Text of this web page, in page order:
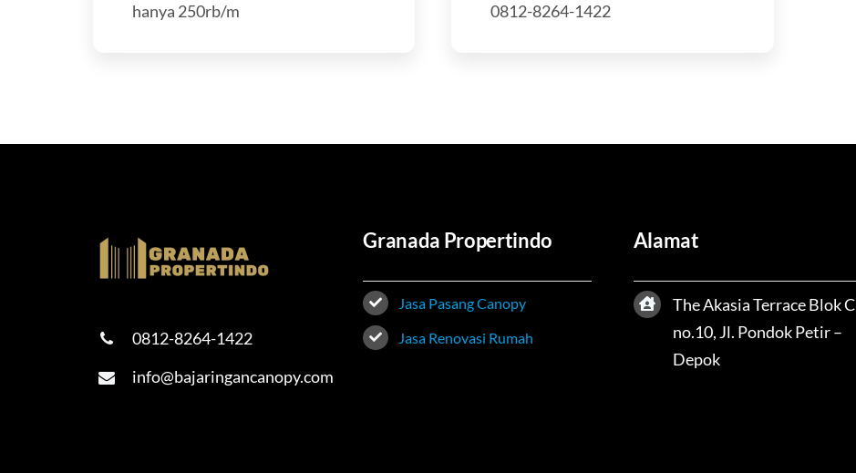
hanya 250rb/m
0812-8264-1422
0812-8264-1422
info@bajaringancanopy.com
Granada Propertindo
Jasa Pasang Canopy
Jasa Renovasi Rumah
Alamat
The Akasia Terrace Blok C
no.10, Jl. Pondok Petir –
Depok